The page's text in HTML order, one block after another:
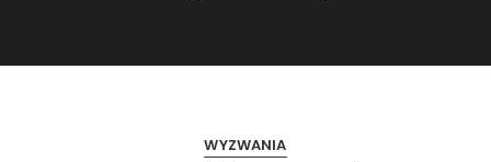
WYZWANIA